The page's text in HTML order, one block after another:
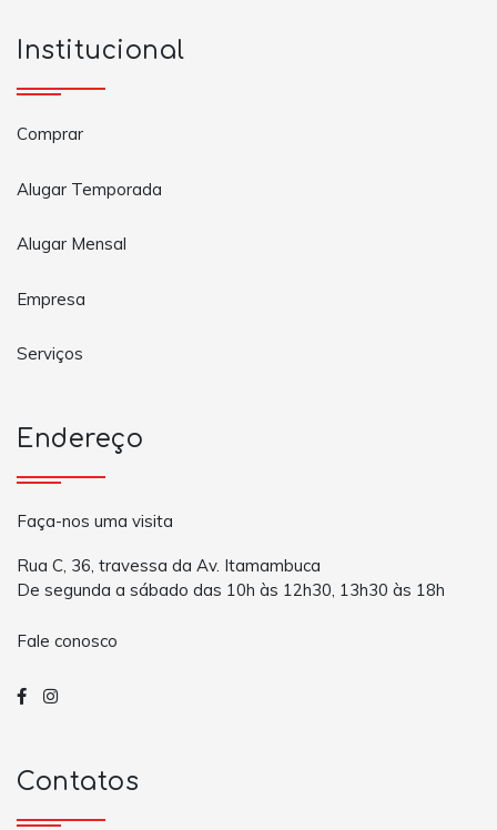
Institucional
Comprar
Alugar Temporada
Alugar Mensal
Empresa
Serviços
Endereço
Faça-nos uma visita
Rua C, 36, travessa da Av. Itamambuca
De segunda a sábado das 10h às 12h30, 13h30 às 18h
Fale conosco
Contatos